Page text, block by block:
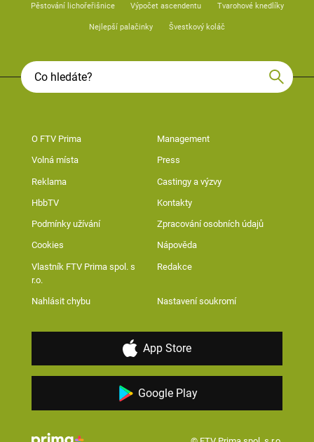
Pěstování lichořeřišnice Výpočet ascendentu Tvarohové knedlíky
Nejlepší palačinky Švestkový koláč
O FTV Prima Management
Volná místa Press
Reklama Castingy a výzvy
HbbTV Kontakty
Podmínky užívání Zpracování osobních údajů
Cookies Nápověda
Vlastník FTV Prima spol. s
r.o.
Redakce
Nahlásit chybu Nastavení soukromí
App Store
Google Play